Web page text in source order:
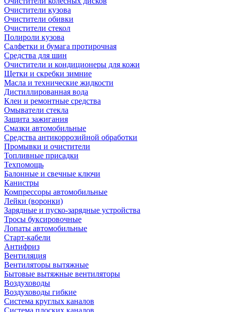
Очистители кузова
Очистители обивки
Очистители стекол
Полироли кузова
Салфетки и бумага протирочная
Средства для шин
Очистители и кондиционеры для кожи
Щетки и скребки зимние
Масла и технические жидкости
Дистиллированная вода
Клеи и ремонтные средства
Омыватели стекла
Защита зажигания
Смазки автомобильные
Средства антикоррозийной обработки
Промывки и очистители
Топливные присадки
Техпомощь
Балонные и свечные ключи
Канистры
Компрессоры автомобильные
Лейки (воронки)
Зарядные и пуско-зарядные устройства
Тросы буксировочные
Лопаты автомобильные
Старт-кабели
Антифриз
Вентиляция
Вентиляторы вытяжные
Бытовые вытяжные вентиляторы
Воздуховоды
Воздуховоды гибкие
Система круглых каналов
Система плоских каналов